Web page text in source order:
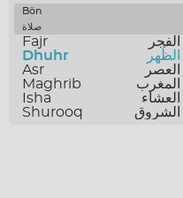
Bön
صلاة
Fajr الفجر
Dhuhr
الظُهر
Asr
العصر
Maghrib
المغرب
Isha
العشاء
Shurooq
الشروق